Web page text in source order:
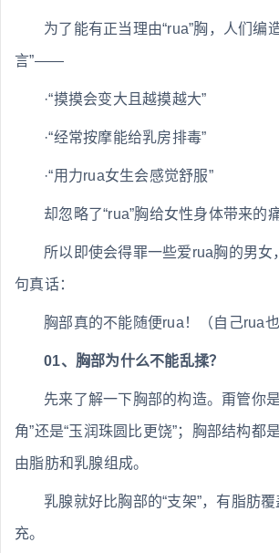
为了能有正当理由“rua”胸，人们编
言”——
·“摸摸会变大且越摸越大”
·“经常按摩能给乳房排毒”
·“用力rua女生会感觉舒服”
却忽略了“rua”胸给女性身体带来的
所以即使会得罪一些爱rua胸的男女
句真话：
胸部真的不能随便rua！（自己rua也
01、胸部为什么不能乱揉？
先来了解一下胸部的构造。甭管你
角”还是“玉润珠圆比更饶”；胸部结构
由脂肪和乳腺组成。
乳腺就好比胸部的“支架”，有脂肪
充。